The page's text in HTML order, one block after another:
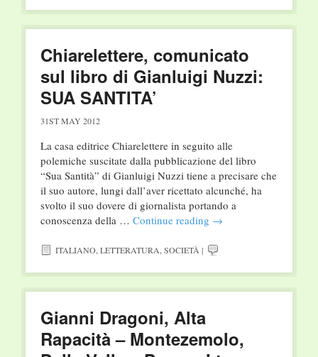
Chiarelettere, comunicato
sul libro di Gianluigi Nuzzi:
SUA SANTITA’
31ST MAY 2012
La casa editrice Chiarelettere in seguito alle
polemiche suscitate dalla pubblicazione del libro
“Sua Santità” di Gianluigi Nuzzi tiene a precisare che
il suo autore, lungi dall’aver ricettato alcunché, ha
svolto il suo dovere di giornalista portando a
conoscenza della … Continue reading →
ITALIANO, LETTERATURA SOCIETÀ |
Gianni Dragoni, Alta
Rapacità – Montezemolo,